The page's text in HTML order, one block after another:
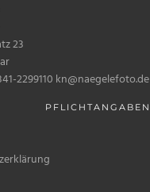
23
2299110 kn@naegelefoto.de
PFLICHTANGABEN